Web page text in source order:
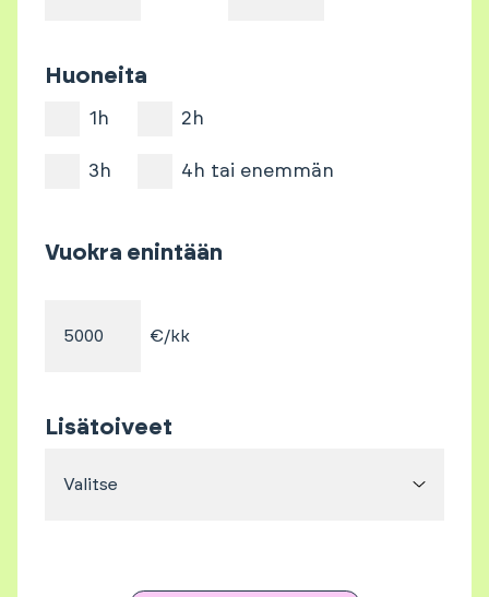
Huoneita
1h 2h
3h 4h tai enemmän
Vuokra enintään
€/kk
Lisätoiveet
Valitse